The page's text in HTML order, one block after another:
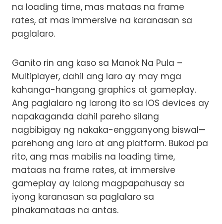
na loading time, mas mataas na frame
rates, at mas immersive na karanasan sa
paglalaro.
Ganito rin ang kaso sa Manok Na Pula –
Multiplayer, dahil ang laro ay may mga
kahanga-hangang graphics at gameplay.
Ang paglalaro ng larong ito sa iOS devices ay
napakaganda dahil pareho silang
nagbibigay ng nakaka-engganyong biswal—
parehong ang laro at ang platform. Bukod pa
rito, ang mas mabilis na loading time,
mataas na frame rates, at immersive
gameplay ay lalong magpapahusay sa
iyong karanasan sa paglalaro sa
pinakamataas na antas.